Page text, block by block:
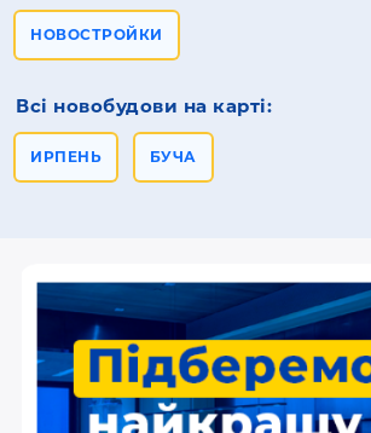
НОВОСТРОЙКИ
Всі новобудови на карті:
ИРПЕНЬ БУЧА